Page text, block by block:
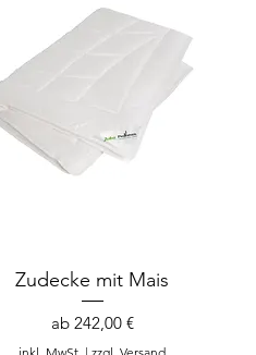
Zudecke mit Mais
ab 242,00 €
Sale-Preis